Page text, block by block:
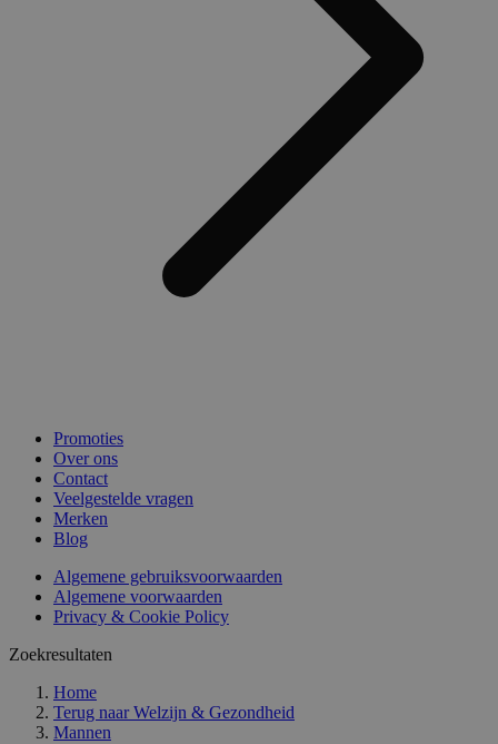
Promoties
Over ons
Contact
Veelgestelde vragen
Merken
Blog
Algemene gebruiksvoorwaarden
Algemene voorwaarden
Privacy & Cookie Policy
Zoekresultaten
Home
Terug naar Welzijn & Gezondheid
Mannen